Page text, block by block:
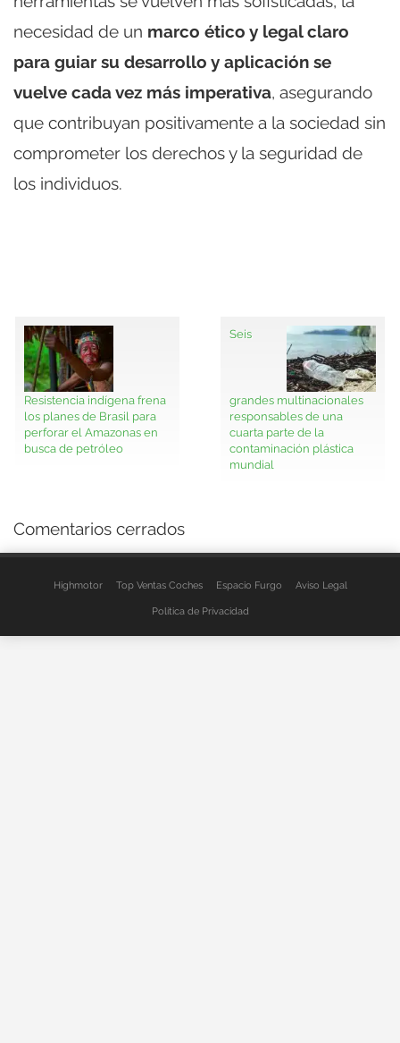
necesidad de un marco ético y legal claro
para guiar su desarrollo y aplicación se
vuelve cada vez más imperativa, asegurando
que contribuyan positivamente a la sociedad sin
comprometer los derechos y la seguridad de
los individuos.
Resistencia indígena frena
los planes de Brasil para
perforar el Amazonas en
busca de petróleo
Seis
grandes multinacionales
responsables de una
cuarta parte de la
contaminación plástica
mundial
Comentarios cerrados
Highmotor Top Ventas Coches Espacio Furgo Aviso Legal
Política de Privacidad